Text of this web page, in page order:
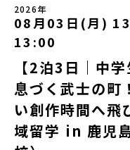
ら抽選の上、締め切り日か
ただいたメールアドレス宛
ます。当選者は、メールに
以内に回答いただき、確認
ていただきます。当選確
い場合は、当選を取り消
あった場合は、繰り上げ当
メールアドレスの変更をご
LINEよりご連絡をお願い
知メールをお受け取りい
「@miratabi.jp」からのメ
「みんなでBBQディナー
たちと交流＜3日目＞（AM
ルドワーク」「3日間の
「ランチ/お土産タイム」
空港には15：00頃に到着
てプログラムを変更する
北海道平取町（びらとり
日(月祝)※参加が確定し
「参加者向け事前オンライ
加をお願いします。【集
空港※12：00までに新千
です。どんな困難な状況に
夢を追って挑戦し続ける姿
の夢を抱いて熱中した「砂
拓いてきた農業や漁業の歴
はない風土が存在します
ツが現在、「北海道の小
へと繋がっています。 「
国内外の宇宙関連企業が集
整備が進められています。
よる日本初のロケット打ち
のロケット発射場の適地と
2026年
08月03日(月)
13:00
【2泊3日｜中
息づく武士の町
い創作時間へ飛
域留学 in 鹿児